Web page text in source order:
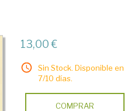
13,00 €
Sin Stock. Disponible en
7/10 días.
COMPRAR